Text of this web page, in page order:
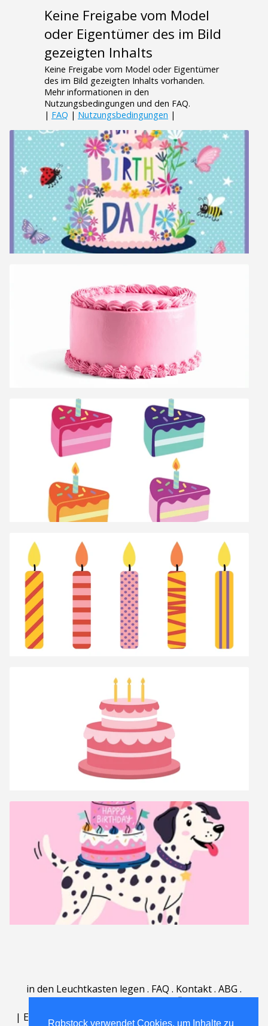
Rgbstock verwendet Cookies, um Inhalte zu
Keine Freigabe vom Model
oder Eigentümer des im Bild
gezeigten Inhalts
Keine Freigabe vom Model oder Eigentümer
des im Bild gezeigten Inhalts vorhanden.
Mehr informationen in den
Nutzungsbedingungen und den FAQ.
| FAQ | Nutzungsbedingungen |
in den Leuchtkasten legen . FAQ . Kontakt. ABG .
| English | Deutsch Español | Polski | Português